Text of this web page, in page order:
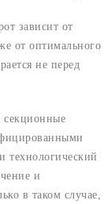
зависит от
от оптимального
не перед
и
в таком случае,